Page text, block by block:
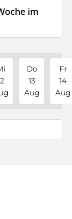
im
Do
13
Aug
Fr
14
Aug